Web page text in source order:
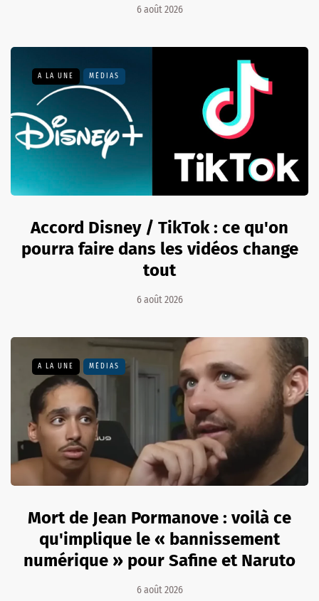
6 août 2026
A LA UNE MÉDIAS
Accord Disney / TikTok : ce qu'on
pourra faire dans les vidéos change
tout
6 août 2026
A LA UNE MÉDIAS
Mort de Jean Pormanove : voilà ce
qu'implique le « bannissement
numérique » pour Safine et Naruto
6 août 2026